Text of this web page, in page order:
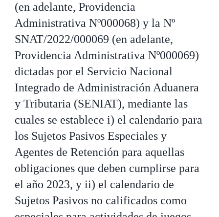
(en adelante, Providencia
Administrativa Nº000068) y la Nº
SNAT/2022/000069 (en adelante,
Providencia Administrativa Nº000069)
dictadas por el Servicio Nacional
Integrado de Administración Aduanera
y Tributaria (SENIAT), mediante las
cuales se establece i) el calendario para
los Sujetos Pasivos Especiales y
Agentes de Retención para aquellas
obligaciones que deben cumplirse para
el año 2023, y ii) el calendario de
Sujetos Pasivos no calificados como